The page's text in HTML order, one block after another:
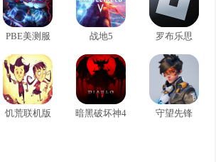
PBE美测服 战地5 罗布乐思
饥荒联机版 暗黑破坏神4 守望先锋